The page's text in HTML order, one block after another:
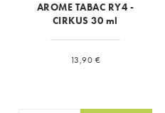
AROME TABAC RY4 -
CIRKUS 30 ml
Prix
13,90 €